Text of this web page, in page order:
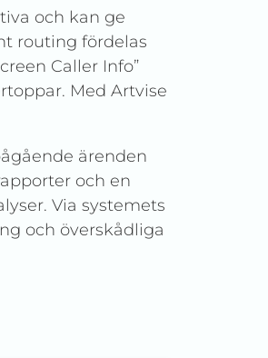
och kan ge
routing fördelas
Caller Info”
Med Artvise
ärenden
och en
Via systemets
och överskådliga